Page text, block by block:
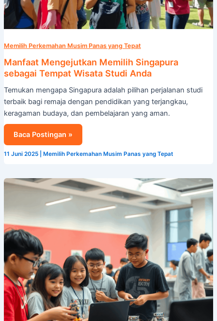
Memilih Perkemahan Musim Panas yang Tepat
Manfaat Mengejutkan Memilih Singapura
sebagai Tempat Wisata Studi Anda
Temukan mengapa Singapura adalah pilihan perjalanan studi
terbaik bagi remaja dengan pendidikan yang terjangkau,
keragaman budaya, dan pembelajaran yang aman.
Baca Postingan »
11 Juni 2025 Memilih Perkemahan Musim Panas yang Tepat
Camp
Perkemahan
Musim
Panas
STEM
Lainnya:
Mana
yang
Lebih
Unggul?